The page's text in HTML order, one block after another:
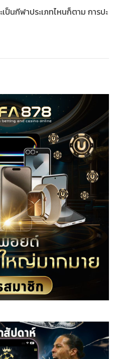
ป็นกีฬาประเภทไหนก็ตาม การปะ